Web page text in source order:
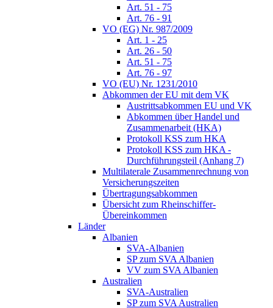
Art. 51 - 75
Art. 76 - 91
VO (EG) Nr. 987/2009
Art. 1 - 25
Art. 26 - 50
Art. 51 - 75
Art. 76 - 97
VO (EU) Nr. 1231/2010
Abkommen der EU mit dem VK
Austrittsabkommen EU und VK
Abkommen über Handel und
Zusammenarbeit (HKA)
Protokoll KSS zum HKA
Protokoll KSS zum HKA -
Durchführungsteil (Anhang 7)
Multilaterale Zusammenrechnung von
Versicherungszeiten
Übertragungsabkommen
Übersicht zum Rheinschiffer-
Übereinkommen
Länder
Albanien
SVA-Albanien
SP zum SVA Albanien
VV zum SVA Albanien
Australien
SVA-Australien
SP zum SVA Australien